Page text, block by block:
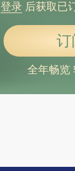
登录后获取已
订
全年畅览